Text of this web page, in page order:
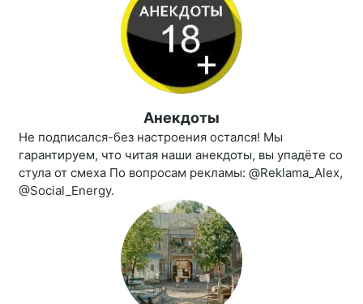
Анекдоты
Не подписался-без настроения остался! Мы
гарантируем, что читая наши анекдоты, вы упадёте со
стула от смеха По вопросам рекламы: @Reklama_Alex,
@Social_Energy.